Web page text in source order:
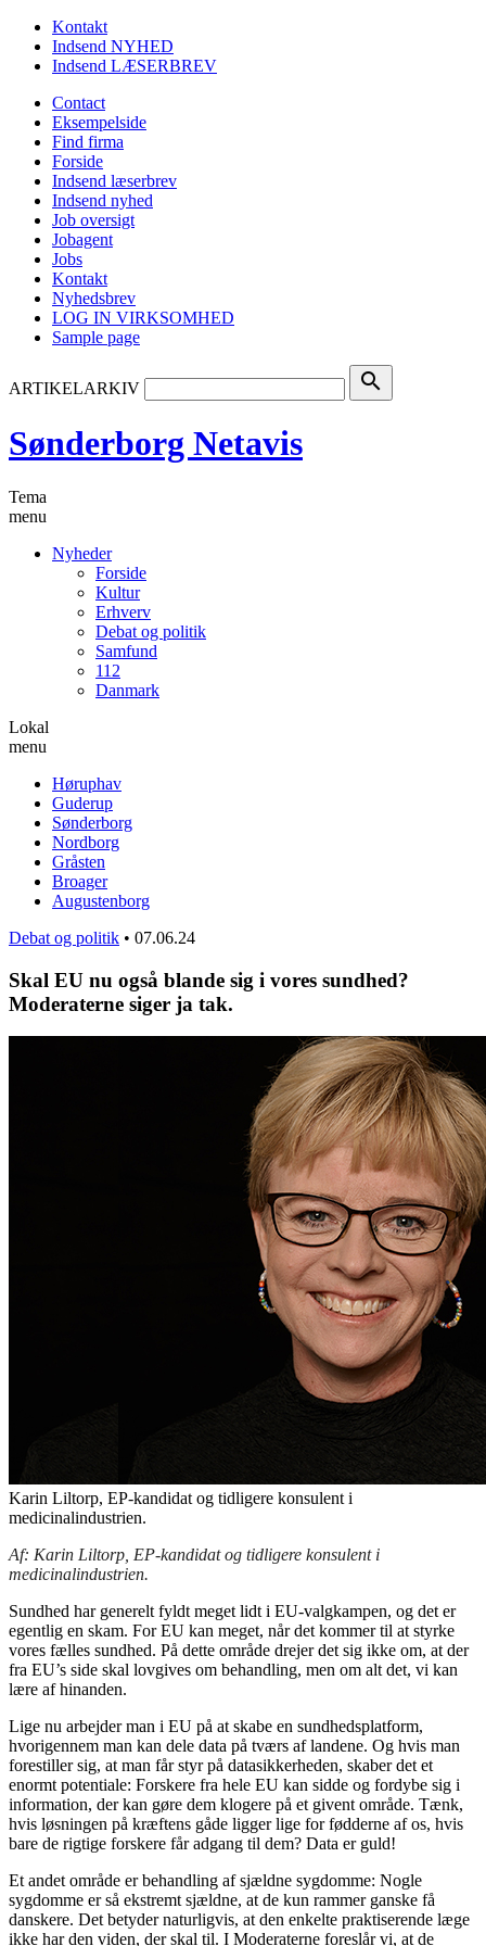
Kontakt
Indsend NYHED
Indsend LÆSERBREV
Contact
Eksempelside
Find firma
Forside
Indsend læserbrev
Indsend nyhed
Job oversigt
Jobagent
Jobs
Kontakt
Nyhedsbrev
LOG IN VIRKSOMHED
Sample page
ARTIKELARKIV search
Sønderborg Netavis
Tema
menu
Nyheder
Forside
Kultur
Erhverv
Debat og politik
Samfund
112
Danmark
Lokal
menu
Høruphav
Guderup
Sønderborg
Nordborg
Gråsten
Broager
Augustenborg
Debat og politik • 07.06.24
Skal EU nu også blande sig i vores sundhed?
Moderaterne siger ja tak.
Karin Liltorp, EP-kandidat og tidligere konsulent i
medicinalindustrien.
Af: Karin Liltorp, EP-kandidat og tidligere konsulent i
medicinalindustrien.
Sundhed har generelt fyldt meget lidt i EU-valgkampen, og det er
egentlig en skam. For EU kan meget, når det kommer til at styrke
vores fælles sundhed. På dette område drejer det sig ikke om, at der
fra EU’s side skal lovgives om behandling, men om alt det, vi kan
lære af hinanden.
Lige nu arbejder man i EU på at skabe en sundhedsplatform,
hvorigennem man kan dele data på tværs af landene. Og hvis man
forestiller sig, at man får styr på datasikkerheden, skaber det et
enormt potentiale: Forskere fra hele EU kan sidde og fordybe sig i
information, der kan gøre dem klogere på et givent område. Tænk,
hvis løsningen på kræftens gåde ligger lige for fødderne af os, hvis
bare de rigtige forskere får adgang til dem? Data er guld!
Et andet område er behandling af sjældne sygdomme: Nogle
sygdomme er så ekstremt sjældne, at de kun rammer ganske få
danskere. Det betyder naturligvis, at den enkelte praktiserende læge
ikke har den viden, der skal til. I Moderaterne foreslår vi, at de